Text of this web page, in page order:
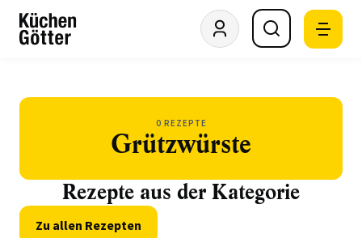
0 REZEPTE
Grützwürste
Rezepte aus der Kategorie
Zu allen Rezepten